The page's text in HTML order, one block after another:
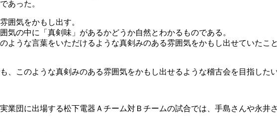
あった。
囲気をかもし出す。
の中に「真剣味」があるかどうか自然とわかるものである。
ような言葉をいただけるような真剣みのある雰囲気をかもし出せていたこ
、このような真剣みのある雰囲気をかもし出せるような稽古会を目指した
業団に出場する松下電器Ａチーム対Ｂチームの試合では、手島さんや永井